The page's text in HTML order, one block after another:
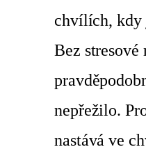
chvílích, kdy
Bez
nepřežilo.
nastává ve